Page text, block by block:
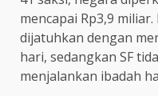
mencapai Rp3,9
dijatuhkan dengan
hari, sedangkan SF
menjalankan ibadah